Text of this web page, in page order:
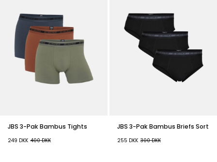
JBS 3-Pak Bambus Tights
249 DKK 400DKK
JBS 3-Pak Bambus Briefs Sort
255 DKK 300DKK